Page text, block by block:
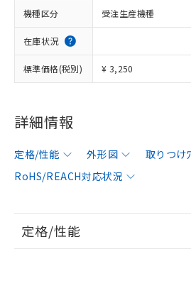
機種区分 受注生産機種
在庫状況
標準価格(税別) ¥ 3,250
詳細情報
定格/性能 外形図 取りつけ
RoHS/REACH対応状況
定格/性能